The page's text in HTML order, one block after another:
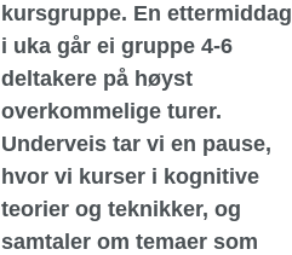
kursgruppe. En ettermiddag
i uka går ei gruppe 4-6
deltakere på høyst
overkommelige turer.
Underveis tar vi en pause,
hvor vi kurser i kognitive
teorier og teknikker, og
samtaler om temaer som